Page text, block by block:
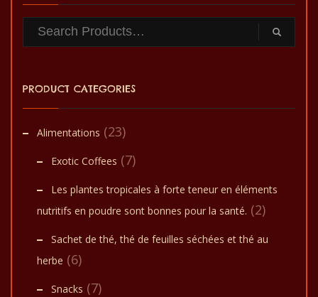
PRODUCT CATEGORIES
Alimentations (23)
Exotic Coffees (7)
Les plantes tropicales à forte teneur en éléments
nutritifs en poudre sont bonnes pour la santé. (2)
Sachet de thé, thé de feuilles séchées et thé au
herbe (6)
Snacks (7)